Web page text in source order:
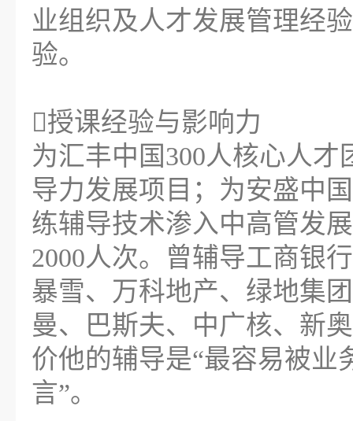
业组织及人才发展管理经
验。
授课经验与影响力
为汇丰中国300人核心人才
导力发展项目；为安盛中
练辅导技术渗入中高管发
2000人次。曾辅导工商银
暴雪、万科地产、绿地集
曼、巴斯夫、中广核、新
价他的辅导是“最容易被业
言”。